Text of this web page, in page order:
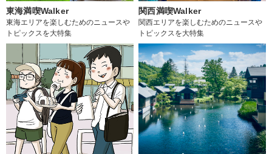
東海満喫Walker
東海エリアを楽しむためのニュースや
トピックスを大特集
関西満喫Walker
関西エリアを楽しむためのニュースや
トピックスを大特集